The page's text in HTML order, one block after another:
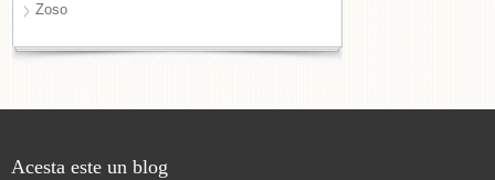
Zoso
Acesta este un blog